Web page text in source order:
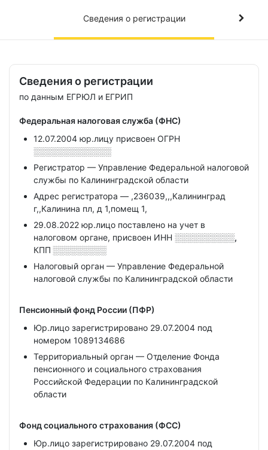
Сведения о регистрации
Сведения о регистрации
по данным ЕГРЮЛ и ЕГРИП
Федеральная налоговая служба (ФНС)
12.07.2004 юр.лицу присвоен ОГРН
░░░░░░░░░░░░░
Регистратор — Управление Федеральной налоговой
службы по Калининградской области
Адрес регистратора — ,236039,,,Калининград
г,,Калинина пл, д 1,помещ 1,
29.08.2022 юр.лицо поставлено на учет в
налоговом органе, присвоен ИНН ░░░░░░░░░░,
КПП ░░░░░░░░░
Налоговый орган — Управление Федеральной
налоговой службы по Калининградской области
Пенсионный фонд России (ПФР)
Юр.лицо зарегистрировано 29.07.2004 под
номером 1089134686
Территориальный орган — Отделение Фонда
пенсионного и социального страхования
Российской Федерации по Калининградской
области
Фонд социального страхования (ФСС)
Юр.лицо зарегистрировано 29.07.2004 под